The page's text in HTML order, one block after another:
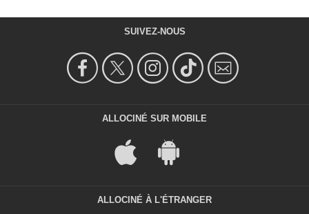
SUIVEZ-NOUS
ALLOCINÉ SUR MOBILE
ALLOCINÉ À L'ÉTRANGER